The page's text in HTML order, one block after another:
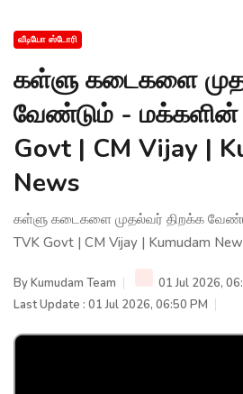
வீடியோ ஸ்டோரி
கள்ளு கடைகளை
வேண்டும் - மக்களின்
Govt | CM Vijay |
News
கள்ளு கடைகளை முதல்வர் திறக்க
TVK Govt | CM Vijay | Kumudam
ByKumudam Team
01 Jul 2026,
Last Update : 01 Jul 2026, 06:50 PM